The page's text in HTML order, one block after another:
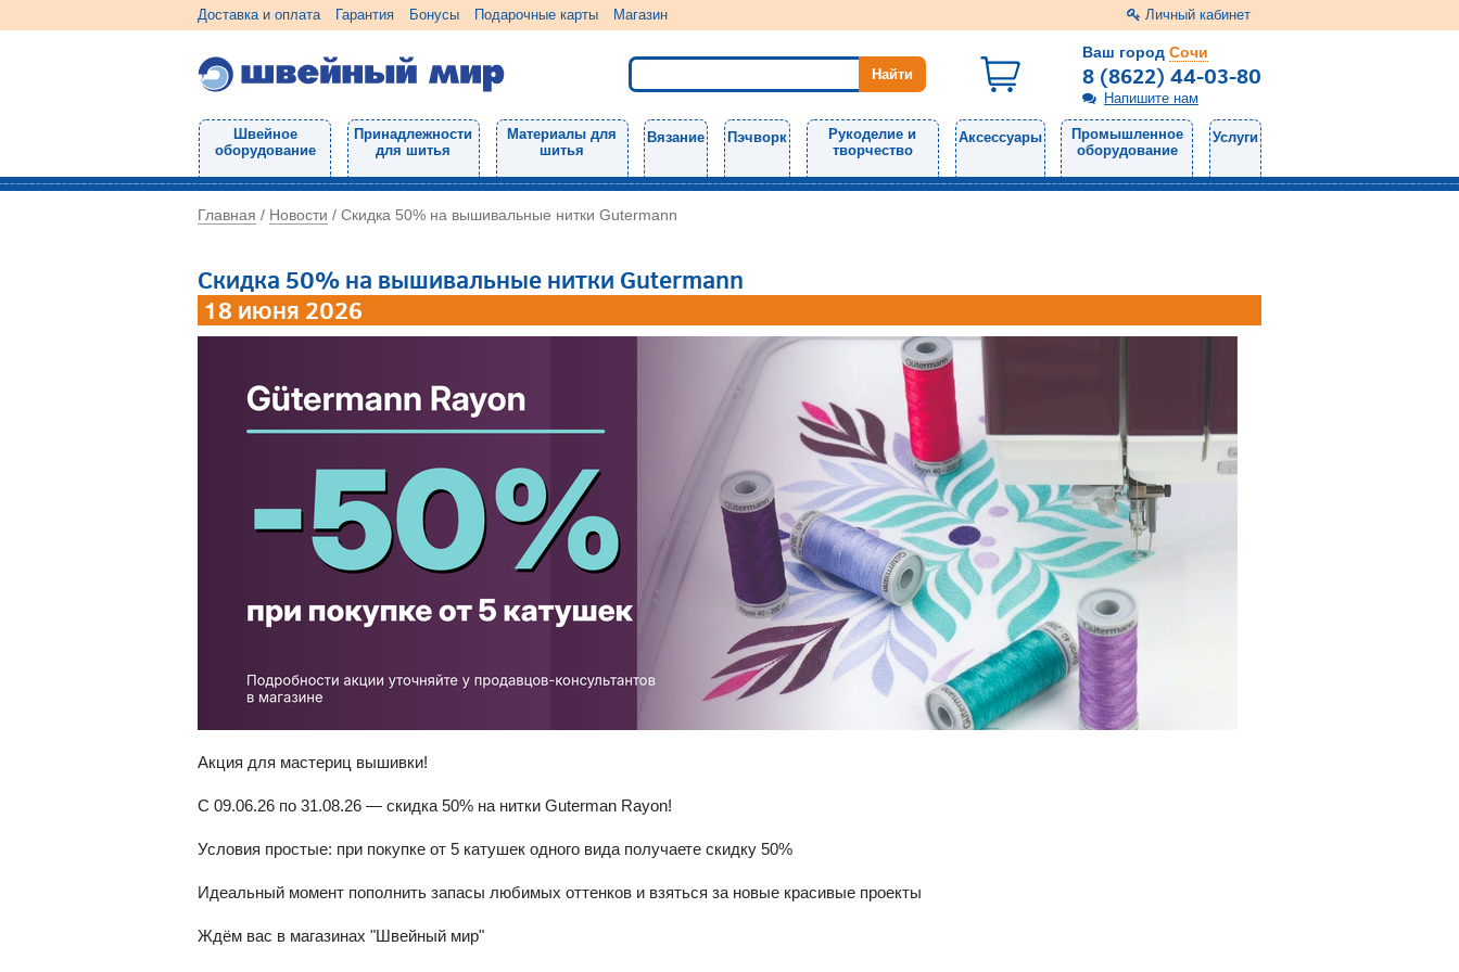
Доставка и оплата Гарантия Бонусы Подарочные карты Магазин Личный кабинет
Ваш город Сочи
8 (8622) 44-03-80
Напишите нам
Швейное
оборудование
Принадлежности
для шитья
Материалы для
шитья
Вязание Пэчворк
Рукоделие и
творчество
Аксессуары
Промышленное
оборудование
Услуги
Главная / Новости / Скидка 50% на вышивальные нитки Gutermann
Скидка 50% на вышивальные нитки Gutermann
18 июня 2026
Акция для мастериц вышивки!
С 09.06.26 по 31.08.26 — скидка 50% на нитки Guterman Rayon!
Условия простые: при покупке от 5 катушек одного вида получаете скидку 50%
Идеальный момент пополнить запасы любимых оттенков и взяться за новые красивые проекты
Ждём вас в магазинах "Швейный мир"